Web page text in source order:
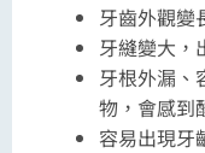
牙齒外觀變
牙縫變大，
牙根外漏、
物，會感到
容易出現牙